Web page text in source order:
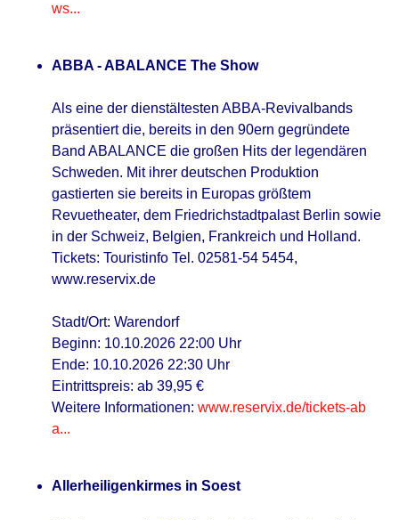
ws...
ABBA - ABALANCE The Show
Als eine der dienstältesten ABBA-Revivalbands
präsentiert die, bereits in den 90ern gegründete
Band ABALANCE die großen Hits der legendären
Schweden. Mit ihrer deutschen Produktion
gastierten sie bereits in Europas größtem
Revuetheater, dem Friedrichstadtpalast Berlin sowie
in der Schweiz, Belgien, Frankreich und Holland.
Tickets: Touristinfo Tel. 02581-54 5454,
www.reservix.de
Stadt/Ort: Warendorf
Beginn: 10.10.2026 22:00 Uhr
Ende: 10.10.2026 22:30 Uhr
Eintrittspreis: ab 39,95 €
Weitere Informationen: www.reservix.de/tickets-ab
a...
Allerheiligenkirmes in Soest